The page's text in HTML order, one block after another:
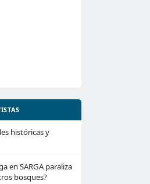
históricas y
en SARGA paraliza
bosques?